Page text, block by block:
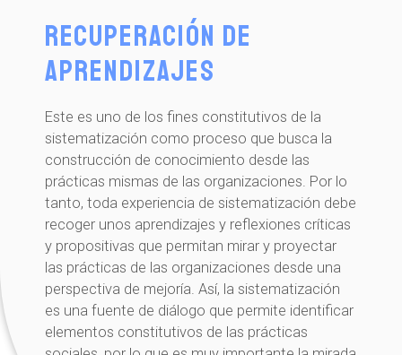
Recuperación de
aprendizajes
Este es uno de los fines constitutivos de la
sistematización como proceso que busca la
construcción de conocimiento desde las
prácticas mismas de las organizaciones. Por lo
tanto, toda experiencia de sistematización debe
recoger unos aprendizajes y reflexiones críticas
y propositivas que permitan mirar y proyectar
las prácticas de las organizaciones desde una
perspectiva de mejoría. Así, la sistematización
es una fuente de diálogo que permite identificar
elementos constitutivos de las prácticas